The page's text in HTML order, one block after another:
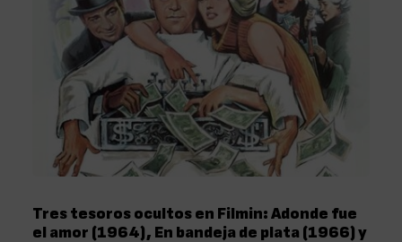
Tres tesoros ocultos en Filmin: Adonde fue
el amor (1964), En bandeja de plata (1966) y